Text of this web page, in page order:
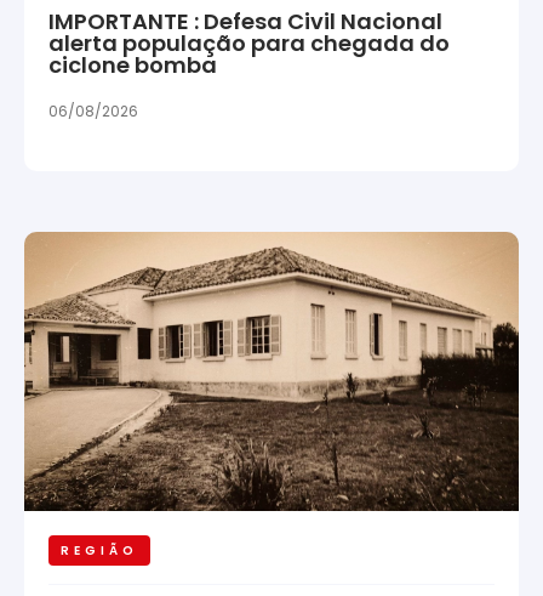
IMPORTANTE : Defesa Civil Nacional
alerta população para chegada do
ciclone bomba
06/08/2026
REGIÃO